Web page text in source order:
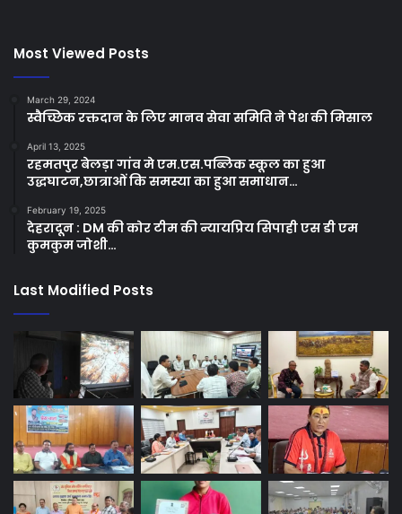
Most Viewed Posts
March 29, 2024
स्वैच्छिक रक्तदान के लिए मानव सेवा समिति ने पेश की मिसाल
April 13, 2025
रहमतपुर बेलड़ा गांव मे एम.एस.पब्लिक स्कूल का हुआ
उद्धघाटन,छात्राओं कि समस्या का हुआ समाधान…
February 19, 2025
देहरादून : DM की कोर टीम की न्यायप्रिय सिपाही एस डी एम
कुमकुम जोशी…
Last Modified Posts